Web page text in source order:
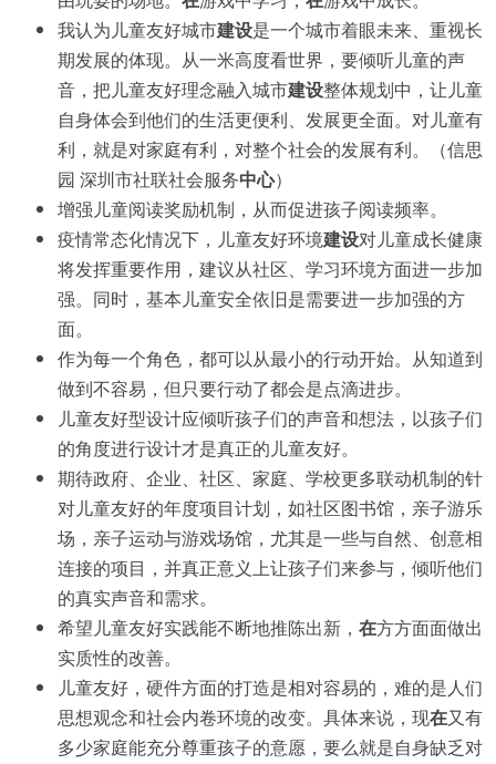
我认为儿童友好城市建设是一个城市着眼未来、重视长
期发展的体现。从一米高度看世界，要倾听儿童的声
音，把儿童友好理念融入城市建设整体规划中，让儿童
自身体会到他们的生活更便利、发展更全面。对儿童有
利，就是对家庭有利，对整个社会的发展有利。（信思
园 深圳市社联社会服务中心）
增强儿童阅读奖励机制，从而促进孩子阅读频率。
疫情常态化情况下，儿童友好环境建设对儿童成长健康
将发挥重要作用，建议从社区、学习环境方面进一步加
强。同时，基本儿童安全依旧是需要进一步加强的方
面。
作为每一个角色，都可以从最小的行动开始。从知道到
做到不容易，但只要行动了都会是点滴进步。
儿童友好型设计应倾听孩子们的声音和想法，以孩子们
的角度进行设计才是真正的儿童友好。
期待政府、企业、社区、家庭、学校更多联动机制的针
对儿童友好的年度项目计划，如社区图书馆，亲子游乐
场，亲子运动与游戏场馆，尤其是一些与自然、创意相
连接的项目，并真正意义上让孩子们来参与，倾听他们
的真实声音和需求。
希望儿童友好实践能不断地推陈出新， 在方方面面做出
实质性的改善。
儿童友好，硬件方面的打造是相对容易的，难的是人们
思想观念和社会内卷环境的改变。具体来说，现在又有
多少家庭能充分尊重孩子的意愿，要么就是自身缺乏对